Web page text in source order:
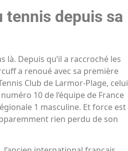
tennis depuis sa
là. Depuis qu’il a raccroché les
a renoué avec sa première
Club de Larmor-Plage, celui
10 de l’équipe de France
1 masculine. Et force est
rien perdu de son